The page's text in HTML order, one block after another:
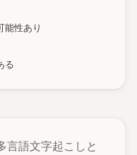
能性あり
る
言語文字起こしと